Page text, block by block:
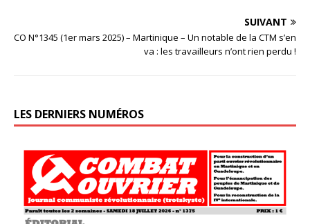
SUIVANT
CO N°1345 (1er mars 2025) – Martinique – Un notable de la CTM s’en
va : les travailleurs n’ont rien perdu !
LES DERNIERS NUMÉROS